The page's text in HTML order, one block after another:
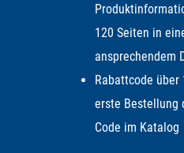
120 Seiten in
ansprechendem
Rabattcode über
erste Bestellung
Code im Katalog